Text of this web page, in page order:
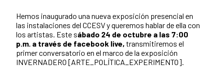
Hemos inaugurado una nueva exposición presencial en
las instalaciones del CCESV y queremos hablar de ella con
los artistas. Este sábado 24 de octubre a las 7:00
p.m. a través de facebook live, transmitiremos el
primer conversatorio en el marco de la exposición
INVERNADERO [ARTE_POLÍTICA_EXPERIMENTO].